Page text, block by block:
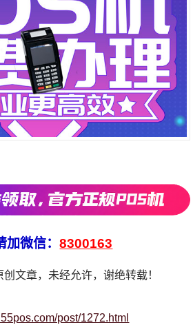
加微信：8300163
文章，未经允许，谢绝转载！
post/1272.html